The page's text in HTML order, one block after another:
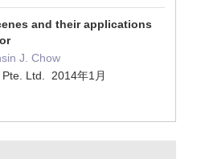
and their applications
J. Chow
Ltd. 2014年1月